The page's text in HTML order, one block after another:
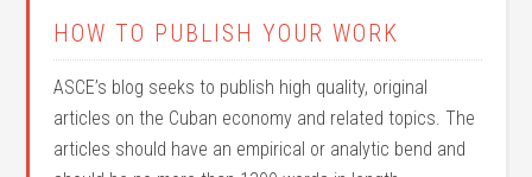
HOW TO PUBLISH YOUR WORK
ASCE’s blog seeks to publish high quality, original
articles on the Cuban economy and related topics. The
articles should have an empirical or analytic bend and